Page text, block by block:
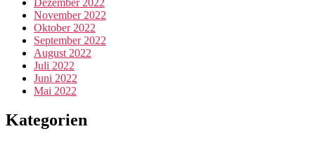
November 2022
Oktober 2022
September 2022
August 2022
Juli 2022
Juni 2022
Mai 2022
Kategorien